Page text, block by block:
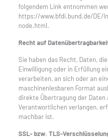
folgendem Link entnommen
https://www.bfdi.bund.de/DE/
node.html.
Recht auf
Sie haben das Recht, Daten,
Einwilligung oder in Erfüllung
verarbeiten, an sich oder an
maschinenlesbaren Format
direkte Übertragung der Daten
Verantwortlichen verlangen,
machbar ist.
SSL- bzw. TLS-